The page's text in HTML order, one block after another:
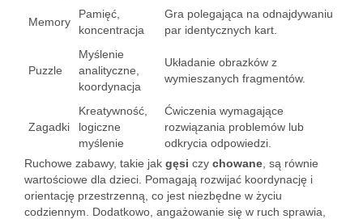
Memory
Pamięć,
koncentracja
Gra polegająca na odnajdywaniu
par identycznych kart.
Puzzle
Myślenie
analityczne,
koordynacja
Układanie obrazków z
wymieszanych fragmentów.
Zagadki
Kreatywność,
logiczne
myślenie
Ćwiczenia wymagające
rozwiązania problemów lub
odkrycia odpowiedzi.
Ruchowe zabawy, takie jak gęsi czy chowane , są równie
wartościowe dla dzieci. Pomagają rozwijać koordynację i
orientację przestrzenną, co jest niezbędne w życiu
codziennym. Dodatkowo, angażowanie się w ruch sprawia,